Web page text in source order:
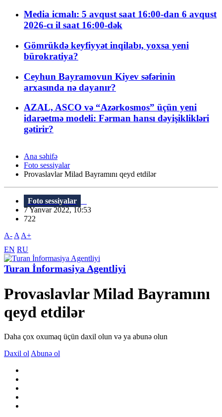
Media icmalı: 5 avqust saat 16:00-dan 6 avqust
2026-cı il saat 16:00-dək
Gömrükdə keyfiyyət inqilabı, yoxsa yeni
bürokratiya?
Ceyhun Bayramovun Kiyev səfərinin
arxasında nə dayanır?
AZAL, ASCO və “Azərkosmos” üçün yeni
idarəetmə modeli: Fərman hansı dəyişiklikləri
gətirir?
Ana səhifə
Foto sessiyalar
Provaslavlar Milad Bayramını qeyd etdilər
Foto sessiyalar
7 Yanvar 2022, 10:53
722
A- A A+
EN RU
Turan İnformasiya Agentliyi
Provaslavlar Milad Bayramını
qeyd etdilər
Daha çox oxumaq üçün daxil olun və ya abunə olun
Daxil ol Abunə ol